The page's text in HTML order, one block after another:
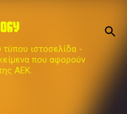
τύπου ιστοσελίδα -
που αφορούν
ΑΕΚ.